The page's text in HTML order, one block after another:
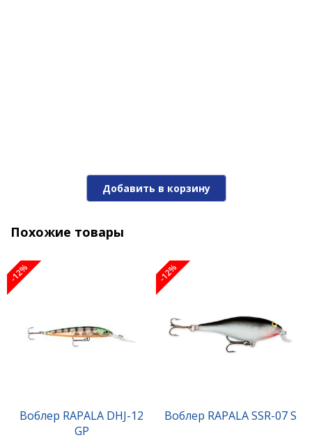
Воблер RAPALA CDE-75 GDCY
Добавить в корзину
Похожие товары
-12%
Воблер RAPALA DHJ-12
GP
-12%
Воблер RAPALA SSR-07 S